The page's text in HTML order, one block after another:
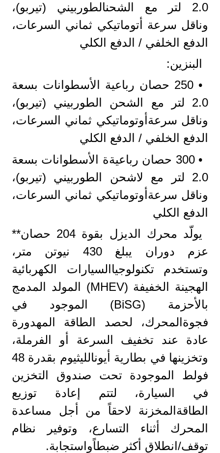
2.0 لتر مع الشحنالطوربيني (تيربو)،
وناقل سرعة أتوماتيكي ثماني السرعات،
الدفع الخلفي / الدفع الكلي
البنزين:
• 250 حصان رباعية الأسطوانات بسعة
2.0 لتر مع الشحن الطوربيني (تيربو)،
وناقل سرعةأوتوماتيكي ثماني السرعات،
الدفع الخلفي / الدفع الكلي
• 300 حصان رباعيةة الأسطوانات بسعة
2.0 لتر مع لاشحن الطوربيني (تيربو)،
وناقل سرعةأوتوماتيكي ثماني السرعات،
الدفع الكلي
يولّد محرك الديزل بقوة 204 حصان**
عزم دوران يبلغ 430 نيوتن متر،
وتستخدم تكنولوجياالسيارات الكهربائية
الهجينة الخفيفة (MHEV) المولد المدمج
بالأحزمة (BiSG) الموجود في
فجوةالمحرك، لحصد الطاقة المهدورة
عادة عند تخفيف السرعة أو الفرملة،
وتخزينها في بطارية أيونالليثيوم بقدرة 48
فولط الموجودة تحت صندوق التخزين
في السيارة، لتتم إعادة توزيع
الطاقةالمخزنة لاحقاً من أجل مساعدة
المحرك أثناء التسارع، وتوفير نظام
توقف/انطلاق أكثر ضبطاًواستجابة.